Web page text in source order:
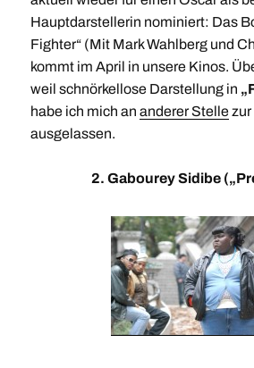
Hauptdarstellerin nominiert: Das
Fighter“ (Mit Mark Wahlberg und
kommt im April in unsere Kinos.
weil schnörkellose Darstellung in
habe ich mich an anderer Stellezur
ausgelassen.
2. Gabourey Sidibe